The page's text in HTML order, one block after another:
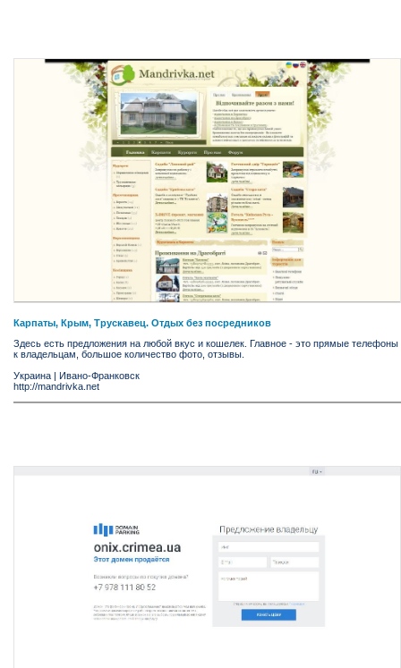
Карпаты, Крым, Трускавец. Отдых без посредников
Здесь есть предложения на любой вкус и кошелек. Главное - это прямые телефоны
к владельцам, большое количество фото, отзывы.
Украина | Ивано-Франковск
http://mandrivka.net